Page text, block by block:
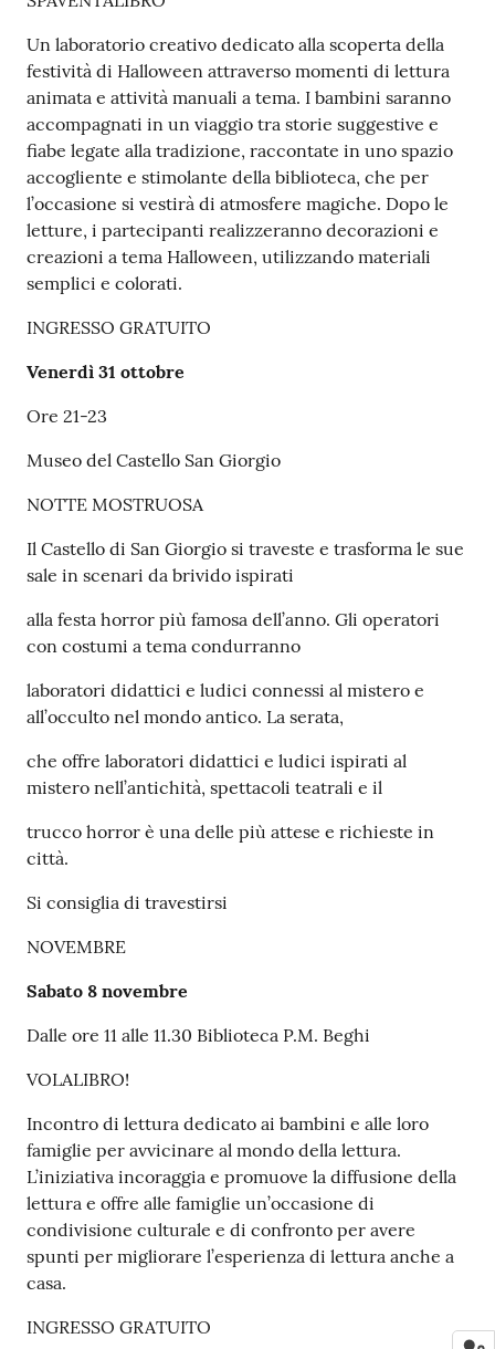
Un laboratorio creativo dedicato alla scoperta della
festività di Halloween attraverso momenti di lettura
animata e attività manuali a tema. I bambini saranno
accompagnati in un viaggio tra storie suggestive e
fiabe legate alla tradizione, raccontate in uno spazio
accogliente e stimolante della biblioteca, che per
l’occasione si vestirà di atmosfere magiche. Dopo le
letture, i partecipanti realizzeranno decorazioni e
creazioni a tema Halloween, utilizzando materiali
semplici e colorati.
INGRESSO GRATUITO
Venerdì 31 ottobre
Ore 21-23
Museo del Castello San Giorgio
NOTTE MOSTRUOSA
Il Castello di San Giorgio si traveste e trasforma le sue
sale in scenari da brivido ispirati
alla festa horror più famosa dell’anno. Gli operatori
con costumi a tema condurranno
laboratori didattici e ludici connessi al mistero e
all’occulto nel mondo antico. La serata,
che offre laboratori didattici e ludici ispirati al
mistero nell’antichità, spettacoli teatrali e il
trucco horror è una delle più attese e richieste in
città.
Si consiglia di travestirsi
NOVEMBRE
Sabato 8 novembre
Dalle ore 11 alle 11.30 Biblioteca P.M. Beghi
VOLALIBRO!
Incontro di lettura dedicato ai bambini e alle loro
famiglie per avvicinare al mondo della lettura.
L’iniziativa incoraggia e promuove la diffusione della
lettura e offre alle famiglie un’occasione di
condivisione culturale e di confronto per avere
spunti per migliorare l’esperienza di lettura anche a
casa.
INGRESSO GRATUITO